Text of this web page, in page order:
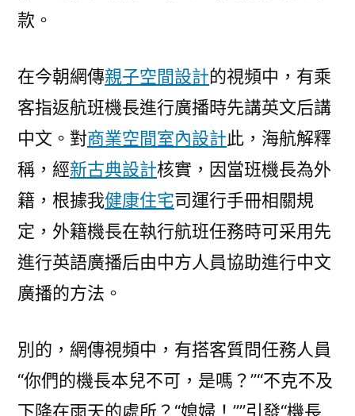
款。
在今朝網傳親子空間設計的視頻中，有乘
客指返航班機長進行廣播時先講英文后講
中文。對商業空間室內設計此，海航解釋
稱，經新古典設計核實，因當班機長為外
籍，根據我健康住宅司運行手冊相關規
定，外籍機長在執行航班任務時可采用先
進行英語廣播后由中方人員協助進行中文
廣播的方法。
別的，網傳視頻中，有搭客質問任務人員
“你們的機長本兒不可，是嗎？”“不克不及
下降在雨天的處所？“媳婦！””引發“機長